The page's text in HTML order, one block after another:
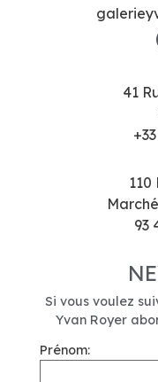
41
110
93
Si vous voulez
Yvan Royer
Prénom: